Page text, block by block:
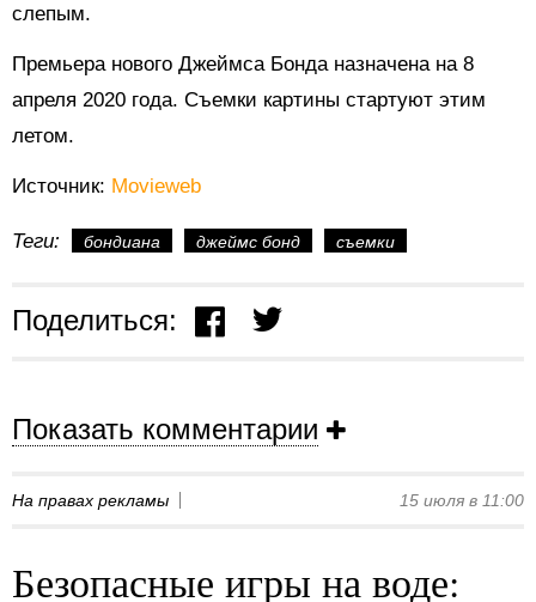
слепым.
Премьера нового Джеймса Бонда назначена на 8
апреля 2020 года. Съемки картины стартуют этим
летом.
Источник: Movieweb
Теги: бондиана джеймс бонд съемки
Поделиться:
Показать комментарии
На правах рекламы 15 июля в 11:00
Безопасные игры на воде: